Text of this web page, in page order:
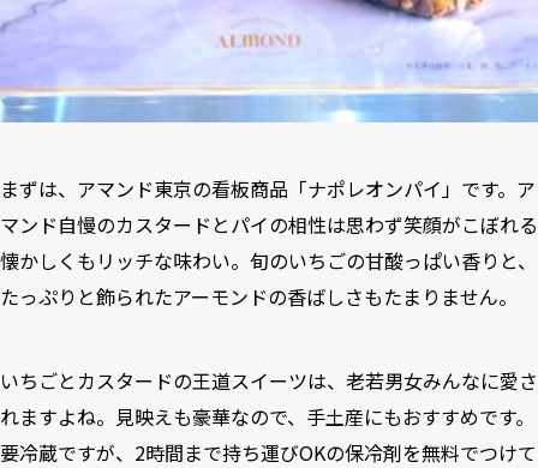
まずは、アマンド東京の看板商品「ナポレオンパイ」です。ア
マンド自慢のカスタードとパイの相性は思わず笑顔がこぼれる
懐かしくもリッチな味わい。旬のいちごの甘酸っぱい香りと、
たっぷりと飾られたアーモンドの香ばしさもたまりません。
いちごとカスタードの王道スイーツは、老若男女みんなに愛さ
れますよね。見映えも豪華なので、手土産にもおすすめです。
要冷蔵ですが、2時間まで持ち運びOKの保冷剤を無料でつけて